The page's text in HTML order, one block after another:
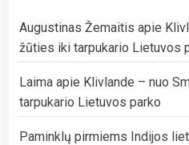
Augustinas Žemaitis apie
žūties iki tarpukario Lietuvos
Laima apie Klivlande – nuo
tarpukario Lietuvos parko
Paminklų pirmiems Indijos